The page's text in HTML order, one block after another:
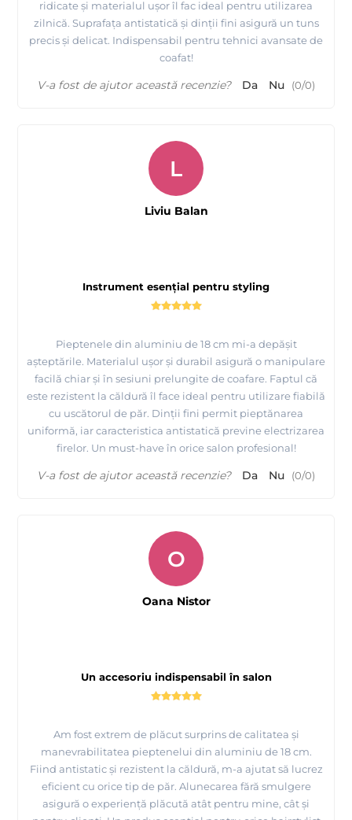
ridicate și materialul ușor îl fac ideal pentru utilizarea
zilnică. Suprafața antistatică și dinții fini asigură un tuns
precis și delicat. Indispensabil pentru tehnici avansate de
coafat!
V-a fost de ajutor această recenzie? Da Nu (0/0)
Instrument esențial pentru styling
Pieptenele din aluminiu de 18 cm mi-a depășit
așteptările. Materialul ușor și durabil asigură o manipulare
facilă chiar și în sesiuni prelungite de coafare. Faptul că
este rezistent la căldură îl face ideal pentru utilizare fiabilă
cu uscătorul de păr. Dinții fini permit pieptănarea
uniformă, iar caracteristica antistatică previne electrizarea
firelor. Un must-have în orice salon profesional!
L
Liviu Balan
V-a fost de ajutor această recenzie? Da Nu (0/0)
Un accesoriu indispensabil în salon
Am fost extrem de plăcut surprins de calitatea și
manevrabilitatea pieptenelui din aluminiu de 18 cm.
Fiind antistatic și rezistent la căldură, m-a ajutat să lucrez
eficient cu orice tip de păr. Alunecarea fără smulgere
asigură o experiență plăcută atât pentru mine, cât și
O
Oana Nistor